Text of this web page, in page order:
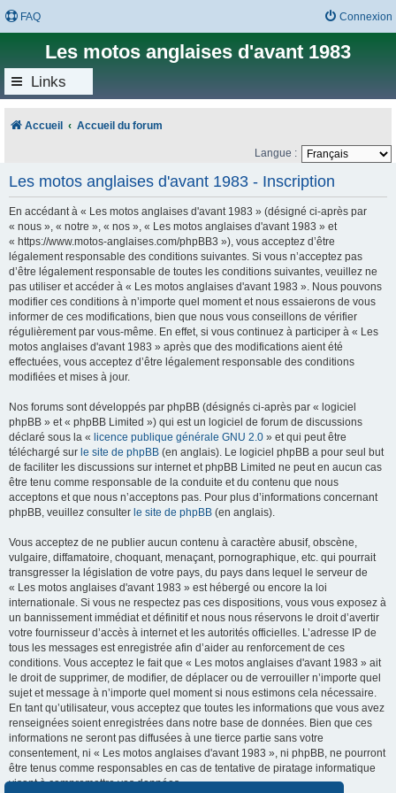
FAQ Connexion
Les motos anglaises d'avant 1983
Links
Accueil Accueil du forum
Langue :
Les motos anglaises d'avant 1983 - Inscription
En accédant à « Les motos anglaises d'avant 1983 » (désigné ci-après par
« nous », « notre », « nos », « Les motos anglaises d'avant 1983 » et
« https://www.motos-anglaises.com/phpBB3 »), vous acceptez d’être
légalement responsable des conditions suivantes. Si vous n’acceptez pas
d’être légalement responsable de toutes les conditions suivantes, veuillez ne
pas utiliser et accéder à « Les motos anglaises d'avant 1983 ». Nous pouvons
modifier ces conditions à n’importe quel moment et nous essaierons de vous
informer de ces modifications, bien que nous vous conseillons de vérifier
régulièrement par vous-même. En effet, si vous continuez à participer à « Les
motos anglaises d'avant 1983 » après que des modifications aient été
effectuées, vous acceptez d’être légalement responsable des conditions
modifiées et mises à jour.
Nos forums sont développés par phpBB (désignés ci-après par « logiciel
phpBB » et « phpBB Limited ») qui est un logiciel de forum de discussions
déclaré sous la « licence publique générale GNU 2.0 » et qui peut être
téléchargé sur le site de phpBB (en anglais). Le logiciel phpBB a pour seul but
de faciliter les discussions sur internet et phpBB Limited ne peut en aucun cas
être tenu comme responsable de la conduite et du contenu que nous
acceptons et que nous n’acceptons pas. Pour plus d’informations concernant
phpBB, veuillez consulter le site de phpBB (en anglais).
Vous acceptez de ne publier aucun contenu à caractère abusif, obscène,
vulgaire, diffamatoire, choquant, menaçant, pornographique, etc. qui pourrait
transgresser la législation de votre pays, du pays dans lequel le serveur de
« Les motos anglaises d'avant 1983 » est hébergé ou encore la loi
internationale. Si vous ne respectez pas ces dispositions, vous vous exposez à
un bannissement immédiat et définitif et nous nous réservons le droit d’avertir
votre fournisseur d’accès à internet et les autorités officielles. L’adresse IP de
tous les messages est enregistrée afin d’aider au renforcement de ces
conditions. Vous acceptez le fait que « Les motos anglaises d'avant 1983 » ait
le droit de supprimer, de modifier, de déplacer ou de verrouiller n’importe quel
sujet et message à n’importe quel moment si nous estimons cela nécessaire.
En tant qu’utilisateur, vous acceptez que toutes les informations que vous avez
renseignées soient enregistrées dans notre base de données. Bien que ces
informations ne seront pas diffusées à une tierce partie sans votre
consentement, ni « Les motos anglaises d'avant 1983 », ni phpBB, ne pourront
être tenus comme responsables en cas de tentative de piratage informatique
visant à compromettre vos données.